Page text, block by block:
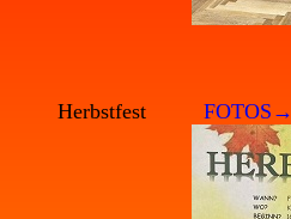
Herbstfest FOTOS→